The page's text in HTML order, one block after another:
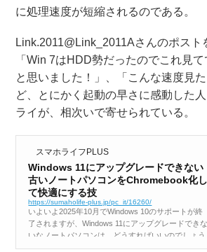
に処理速度が短縮されるのである。
Link.2011@Link_2011Aさんのポスト
「Win 7はHDD勢だったのでこれ見
と思いました！」、「こんな速度見
ど、とにかく起動の早さに感動した
ライが、相次いで寄せられている。
スマホライフPLUS
Windows 11にアップグレードできない
古いノートパソコンをChromebook化し
て快適にする技
https://sumaholife-plus.jp/pc_it/16260/
いよいよ2025年10月でWindows 10のサポートが終
了されますが、Windows 11にアップグレードできな
いなノートパソコンは、どうすればいいのでしょう
か？ 古いノートパソコンの延命手段としては、